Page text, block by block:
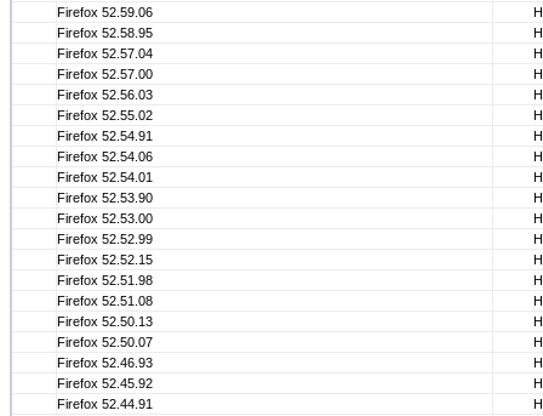
Firefox 52.59.06
Firefox 52.58.95
Firefox 52.57.04
Firefox 52.57.00
Firefox 52.56.03
Firefox 52.55.02
Firefox 52.54.91
Firefox 52.54.06
Firefox 52.54.01
Firefox 52.53.90
Firefox 52.53.00
Firefox 52.52.99
Firefox 52.52.15
Firefox 52.51.98
Firefox 52.51.08
Firefox 52.50.13
Firefox 52.50.07
Firefox 52.46.93
Firefox 52.45.92
Firefox 52.44.91